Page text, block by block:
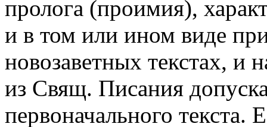
пролога (проимия),
и в том или ином виде
новозаветных текстах, и
из Свящ. Писания
первоначального